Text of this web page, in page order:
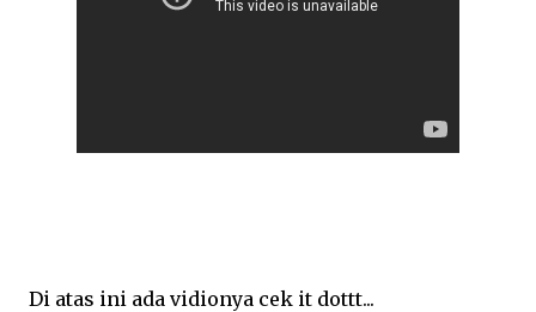
Di atas ini ada vidionya cek it dottt...